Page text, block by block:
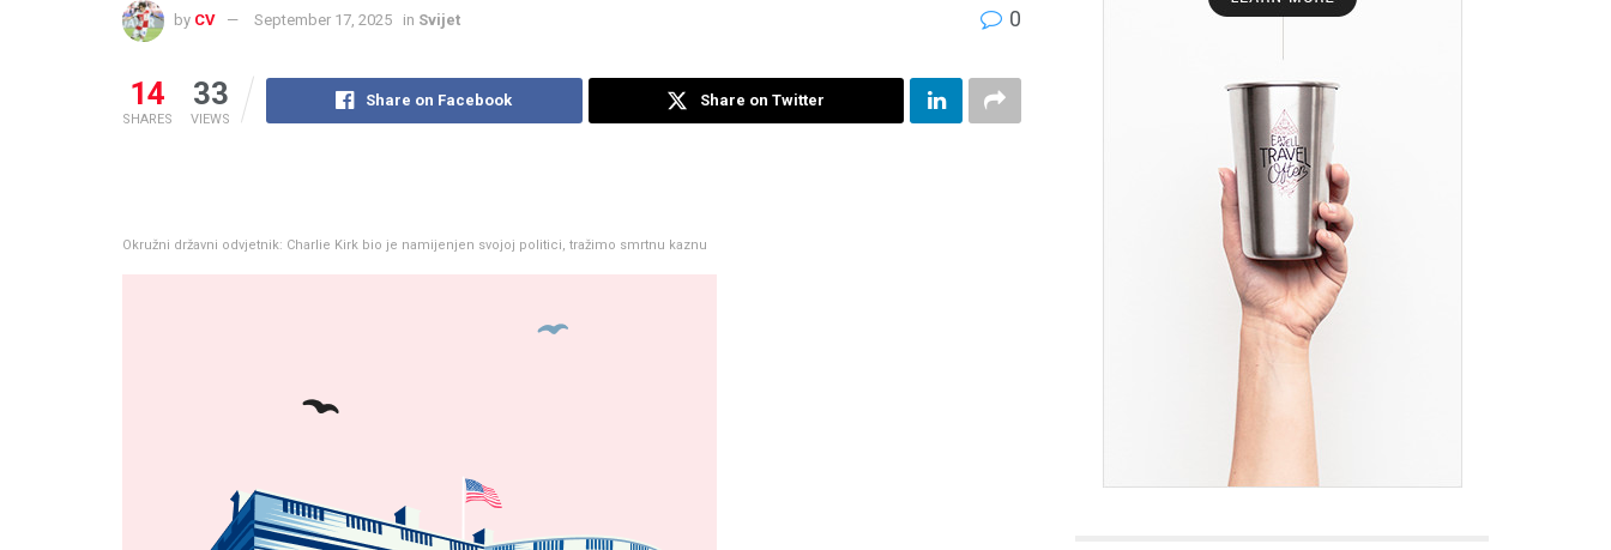
by CV September 17, 2025 in Svijet 0
14
SHARES
33
VIEWS
Share on Facebook Share on Twitter
Okružni državni odvjetnik: Charlie Kirk bio je namijenjen svojoj politici, tražimo smrtnu kaznu